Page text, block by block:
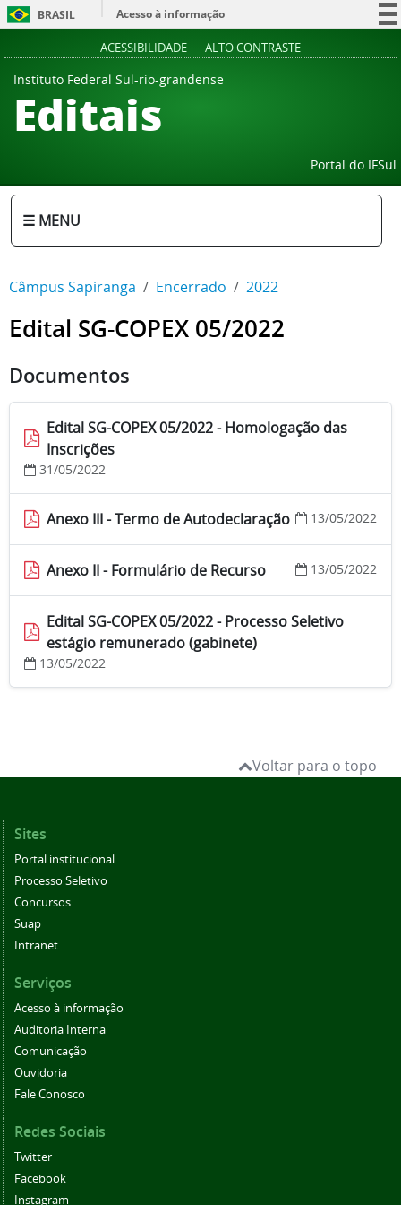
BRASIL
Acesso à informação
ACESSIBILIDADE ALTO CONTRASTE
Instituto Federal Sul-rio-grandense
Editais
Portal do IFSul
☰ MENU
Câmpus Sapiranga Encerrado 2022
Edital SG-COPEX 05/2022
Documentos
Edital SG-COPEX 05/2022 - Homologação das
Inscrições
31/05/2022
Anexo III - Termo de Autodeclaração 13/05/2022
Anexo II - Formulário de Recurso 13/05/2022
Edital SG-COPEX 05/2022 - Processo Seletivo
estágio remunerado (gabinete)
13/05/2022
Voltar para o topo
Sites
Portal institucional
Processo Seletivo
Concursos
Suap
Intranet
Serviços
Acesso à informação
Auditoria Interna
Comunicação
Ouvidoria
Fale Conosco
Redes Sociais
Twitter
Facebook
Instagram